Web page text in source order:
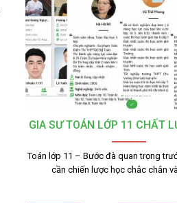
GIA SƯ TOÁN LỚP 11 CHẤT
Toán lớp 11 – Bước đà quan trọng
cần chiến lược học chắc chắn